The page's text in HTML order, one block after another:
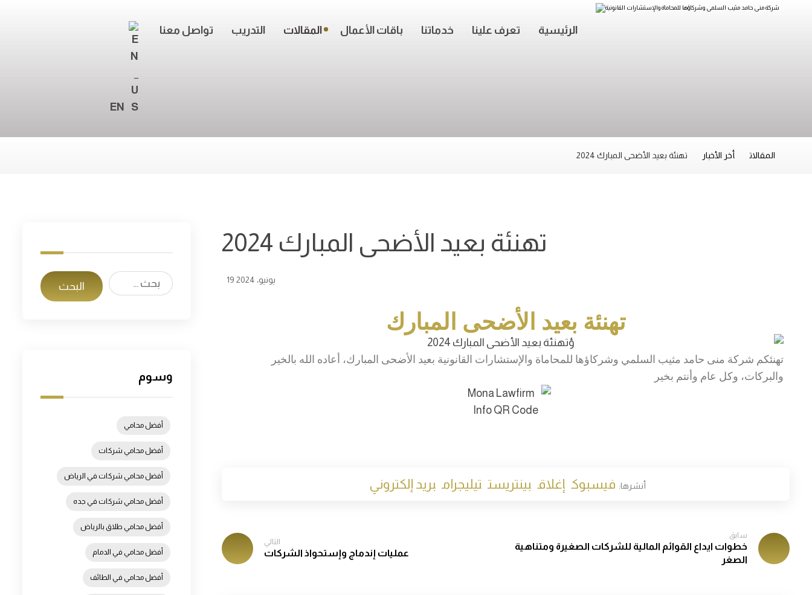
الرئيسية تعرف علينا خدماتنا باقات الأعمال المقالات التدريب تواصل معنا
EN
المقالات أخر الأخبار تهنئة بعيد الأضحى المبارك 2024
تهنئة بعيد الأضحى المبارك 2024
19 يونيو، 2024
تهنئة بعيد الأضحى المبارك
تهنئكم شركة منى حامد مثيب السلمي وشركاؤها للمحاماة والإستشارات القانونية بعيد الأضحى المبارك، أعاده الله بالخير
والبركات، وكل عام وأنتم بخير
فيسبوك إغلاق بينتريست تيليجرام بريد إلكتروني
سابق
خطوات ايداع القوائم المالية للشركات الصغيرة ومتناهية
الصغر
التالي
عمليات إندماج وإستحواذ الشركات
وسوم
أفضل محامي
أفضل محامي شركات
أفضل محامي شركات في الرياض
أفضل محامي شركات في جده
أفضل محامي طلاق بالرياض
أفضل محامي في الدمام
أفضل محامي في الطائف